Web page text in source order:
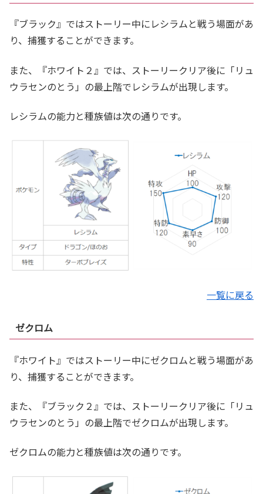
『ブラック』ではストーリー中にレシラムと戦う場面があ
り、捕獲することができます。
また、『ホワイト２』では、ストーリークリア後に「リュ
ウラセンのとう」の最上階でレシラムが出現します。
レシラムの能力と種族値は次の通りです。
一覧に戻る
ゼクロム
『ホワイト』ではストーリー中にゼクロムと戦う場面があ
り、捕獲することができます。
また、『ブラック２』では、ストーリークリア後に「リュ
ウラセンのとう」の最上階でゼクロムが出現します。
ゼクロムの能力と種族値は次の通りです。